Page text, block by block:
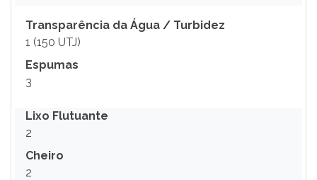
Transparência da Água / Turbidez
1 (150 UTJ)
Espumas
3
Lixo Flutuante
2
Cheiro
2